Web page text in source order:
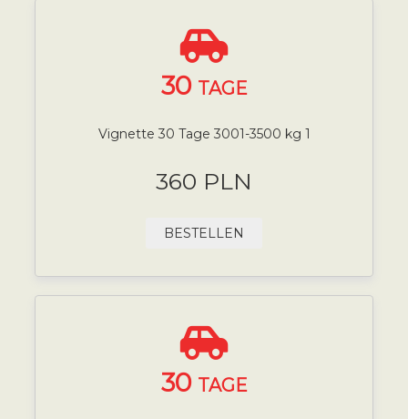
30 TAGE
Vignette 30 Tage 3001-3500 kg 1
360 PLN
BESTELLEN
30 TAGE